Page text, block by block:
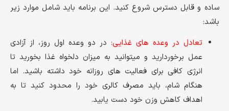
ساده و قابل دسترس شروع کنید. این برنامه باید شامل موارد زیر
باشد:
تعادل در وعده های غذایی:در دو وعده اول روز، از آزادی
عمل برخوردارید و میتوانید به میزان دلخواه غذا بخورید تا
انرژی کافی برای فعالیت های روزانه خود داشته باشید. اما
هنگام شام، باید مصرف کالری خود را محدود کنید تا به
اهداف کاهش وزن خود دست یابید.